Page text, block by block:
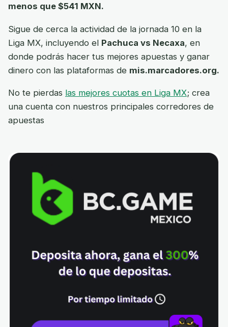
menos que $541 MXN.
Sigue de cerca la actividad de la jornada 10 en la
Liga MX, incluyendo el Pachuca vs Necaxa, en
donde podrás hacer tus mejores apuestas y ganar
dinero con las plataformas de mis.marcadores.org.
No te pierdas las mejores cuotas en Liga MX; crea
una cuenta con nuestros principales corredores de
apuestas